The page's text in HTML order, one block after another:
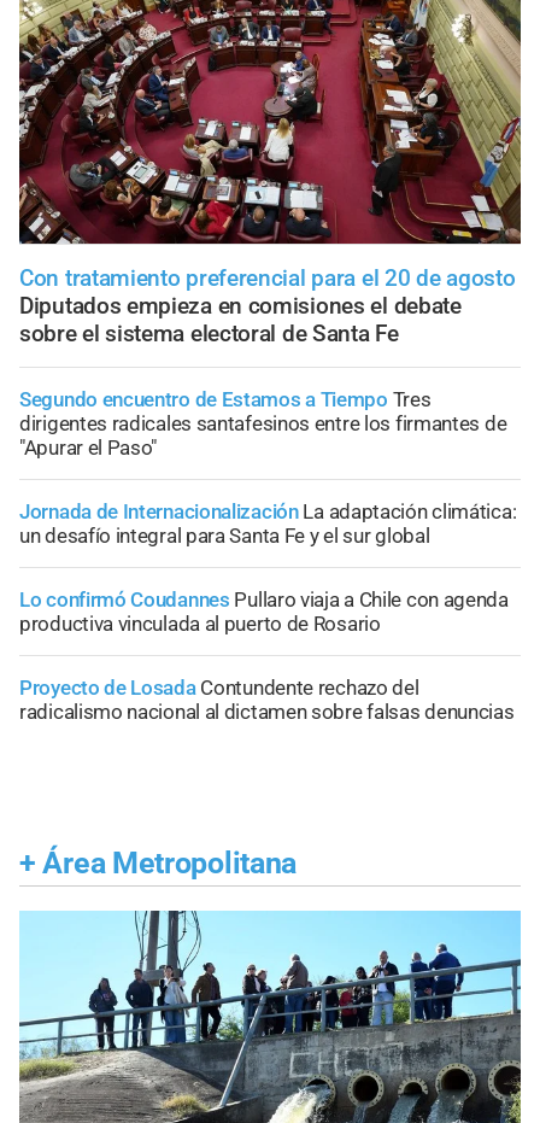
Con tratamiento preferencial para el 20 de agosto
Diputados empieza en comisiones el debate
sobre el sistema electoral de Santa Fe
Segundo encuentro de Estamos a Tiempo Tres
dirigentes radicales santafesinos entre los firmantes de
"Apurar el Paso"
Jornada de Internacionalización La adaptación climática:
un desafío integral para Santa Fe y el sur global
Lo confirmó Coudannes Pullaro viaja a Chile con agenda
productiva vinculada al puerto de Rosario
Proyecto de Losada Contundente rechazo del
radicalismo nacional al dictamen sobre falsas denuncias
+ Área Metropolitana